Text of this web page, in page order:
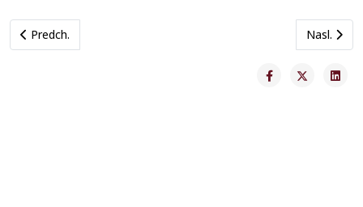
Previous article: Oznam o konaní dizertačnej skúšky Ing.
Predch. Next
Nasl.